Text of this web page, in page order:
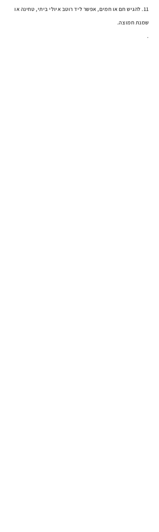
11. להגיש חם או חמים, אפשר ליד רוטב איולי ביתי, טחינה או
שמנת חמוצה.
.